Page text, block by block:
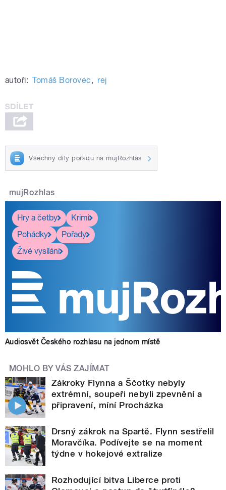
autoři: Tomáš Borovec, rej
Všechny díly pořadu na mujRozhlas
mujRozhlas
Hry a četby
Krimi
Pohádky
Pořady
Živé vysílání
Audiosvět Českého rozhlasu na jednom místě
MOHLO BY VÁS ZAJÍMAT
Zákroky Flynna a Ščotky nebyly
extrémní, soupeři nebyli zpevnění a
připravení, míní Procházka
Drsný zákrok na Spartě. Flynn sestřelil
Moravčíka. Podívejte se na moment
týdne v hokejové extralize
Rozhodující bitva Liberce proti